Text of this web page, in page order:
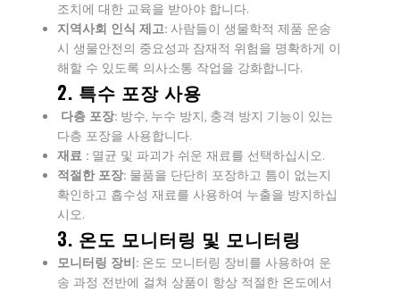
조치에 대한 교육을 받아야 합니다.
지역사회 인식 제고: 사람들이 생물학적 제품 운송
시 생물안전의 중요성과 잠재적 위험을 명확하게 이
해할 수 있도록 의사소통 작업을 강화합니다.
2. 특수 포장 사용
다층 포장: 방수, 누수 방지, 충격 방지 기능이 있는
다층 포장을 사용합니다.
재료 : 멸균 및 파괴가 쉬운 재료를 선택하십시오.
적절한 포장: 물품을 단단히 포장하고 틈이 없는지
확인하고 흡수성 재료를 사용하여 누출을 방지하십
시오.
3. 온도 모니터링 및 모니터링
모니터링 장비: 온도 모니터링 장비를 사용하여 운
송 과정 전반에 걸쳐 상품이 항상 적절한 온도에서